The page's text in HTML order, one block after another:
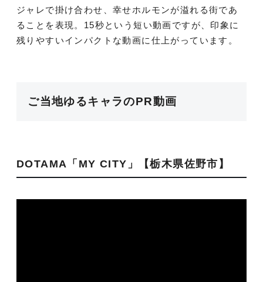
ジャレで掛け合わせ、幸せホルモンが溢れる街であ
ることを表現。15秒という短い動画ですが、印象に
残りやすいインパクトな動画に仕上がっています。
ご当地ゆるキャラのPR動画
DOTAMA「MY CITY」【栃木県佐野市】